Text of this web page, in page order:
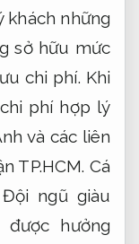
khách những
sở hữu mức
chi phí. Khi
phí hợp lý
và các liên
TP.HCM. Cá
Đội ngũ giàu
hưởng